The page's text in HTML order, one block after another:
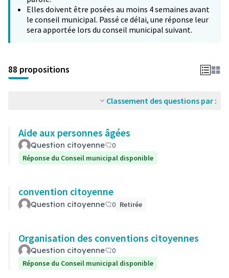
Elles doivent être posées au moins 4 semaines avant
le conseil municipal. Passé ce délai, une réponse leur
sera apportée lors du conseil municipal suivant.
88 propositions
Classement des questions par :
Aide aux personnes âgées
Question citoyenne
0
Réponse du Conseil municipal disponible
convention citoyenne
Question citoyenne 0 Retirée
Organisation des conventions citoyennes
Question citoyenne
0
Réponse du Conseil municipal disponible